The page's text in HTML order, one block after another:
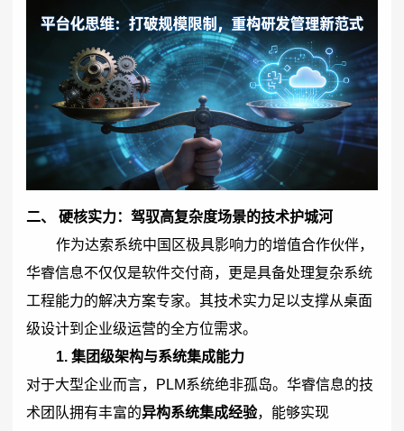
二、 硬核实力：驾驭高复杂度场景的技术护城河
作为达索系统中国区极具影响力的增值合作伙伴，
华睿信息不仅仅是软件交付商，更是具备处理复杂系统
工程能力的解决方案专家。其技术实力足以支撑从桌面
级设计到企业级运营的全方位需求。
1. 集团级架构与系统集成能力
对于大型企业而言，PLM系统绝非孤岛。华睿信息的技
术团队拥有丰富的异构系统集成经验，能够实现